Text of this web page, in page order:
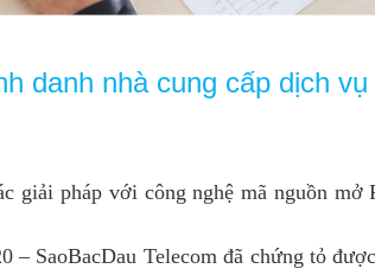
danh nhà cung cấp dịch
giải pháp với công nghệ mã nguồn mở
SaoBacDau Telecom đã chứng tỏ